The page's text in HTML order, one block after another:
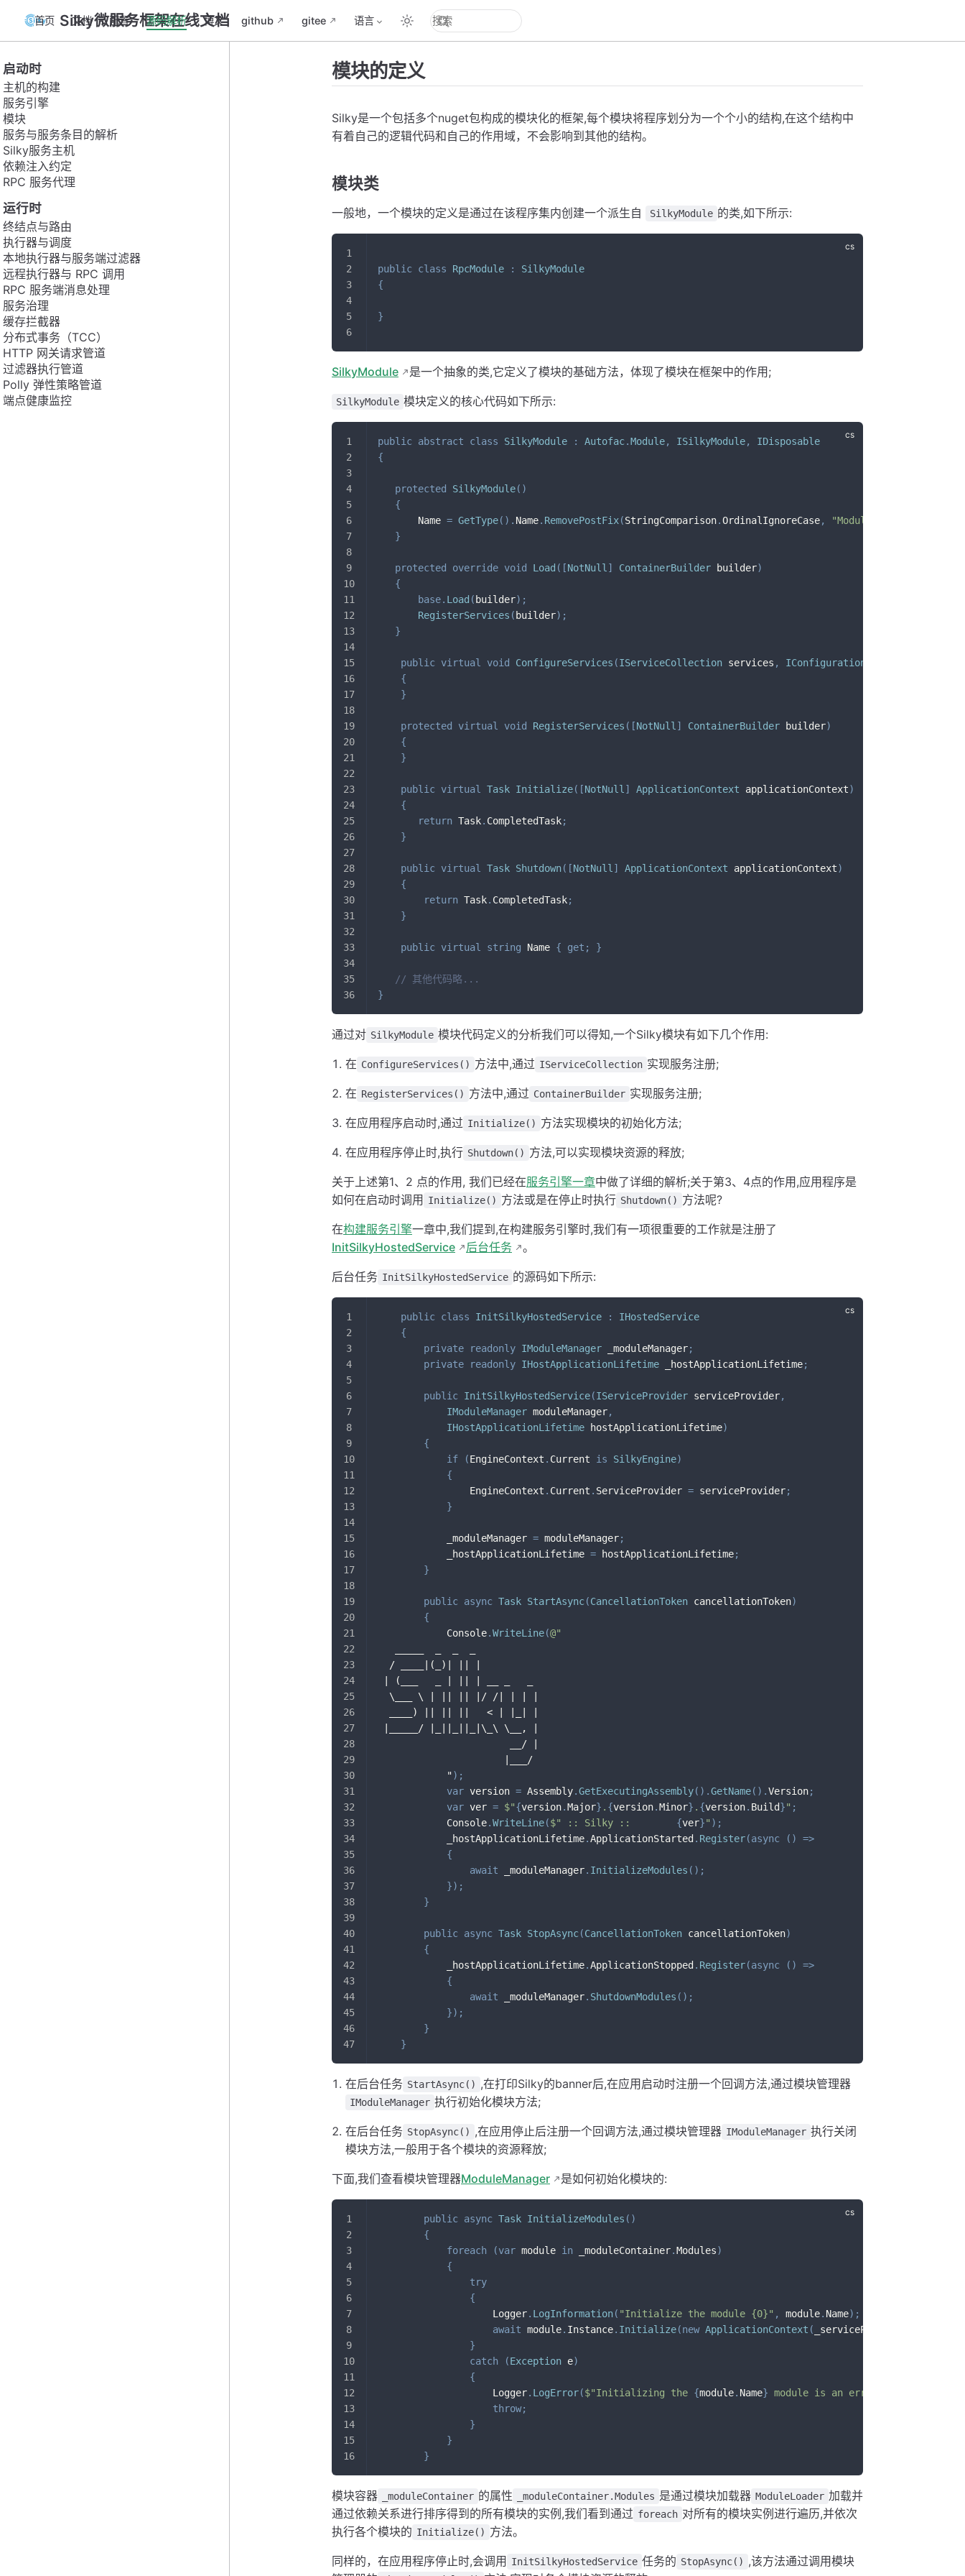
Silky微服务框架在线文档
首页 文档 配置 源码解析 博文 github gitee 语言
启动时
主机的构建
服务引擎
模块
服务与服务条目的解析
Silky服务主机
依赖注入约定
RPC 服务代理
运行时
终结点与路由
执行器与调度
本地执行器与服务端过滤器
远程执行器与 RPC 调用
RPC 服务端消息处理
服务治理
缓存拦截器
分布式事务（TCC）
HTTP 网关请求管道
过滤器执行管道
Polly 弹性策略管道
端点健康监控
模块的定义
Silky是一个包括多个nuget包构成的模块化的框架,每个模块将程序划分为一个个小的结构,在这个结构中
有着自己的逻辑代码和自己的作用域，不会影响到其他的结构。
模块类
一般地，一个模块的定义是通过在该程序集内创建一个派生自 SilkyModule 的类,如下所示:
public class RpcModule :
SilkyModule
{
}
SilkyModule 是一个抽象的类,它定义了模块的基础方法，体现了模块在框架中的作用;
SilkyModule 模块定义的核心代码如下所示:
public abstract class SilkyModule : Autofac.Module, ISilkyModule,
IDisposable
{
protected SilkyModule( )
{
       Name
= GetType( ) . Name. RemovePostFix(StringComparison.OrdinalIgnoreCase, "Module"
}
protected override void Load ( [NotNull] ContainerBuilder builder)
{
base. Load ( builder) ;
RegisterServices ( builder) ;
}
public virtual void ConfigureServices (IServiceCollection services , IConfiguration
{
}
protected virtual void RegisterServices ( [NotNull] ContainerBuilder builder)
{
}
public virtual Task Initialize( [NotNull] ApplicationContext applicationContext)
{
return Task. CompletedTask;
}
public virtual Task Shutdown( [NotNull] ApplicationContext applicationContext)
{
return Task. CompletedTask;
}
public virtual string Name { get ; }
// 其他代码略...
}
通过对 SilkyModule 模块代码定义的分析我们可以得知,一个Silky模块有如下几个作用:
在 ConfigureServices() 方法中,通过 IServiceCollection 实现服务注册;
在 RegisterServices() 方法中,通过 ContainerBuilder 实现服务注册;
在应用程序启动时,通过 Initialize() 方法实现模块的初始化方法;
在应用程序停止时,执行 Shutdown() 方法,可以实现模块资源的释放;
关于上述第1、2 点的作用, 我们已经在服务引擎一章中做了详细的解析;关于第3、4点的作用,应用程序是
如何在启动时调用
Initialize() 方法或是在停止时执行 Shutdown() 方法呢?
在构建服务引擎一章中,我们提到,在构建服务引擎时,我们有一项很重要的工作就是注册了
InitSilkyHostedService
后台任务 。
后台任务 InitSilkyHostedService 的源码如下所示:
public class InitSilkyHostedService :
IHostedService
{
private
readonly IModuleManager _moduleManager;
private
readonly IHostApplicationLifetime _hostApplicationLifetime;
public InitSilkyHostedService(IServiceProvider serviceProvider,
IModuleManager moduleManager,
IHostApplicationLifetime hostApplicationLifetime)
{
if
(EngineContext . Current is SilkyEngine)
{
                EngineContext
. Current . ServiceProvider = serviceProvider;
}
            _moduleManager
= moduleManager;
            _hostApplicationLifetime
= hostApplicationLifetime;
}
public async Task StartAsync(CancellationToken cancellationToken)
{
            Console
.WriteLine(@"
  / ____|(_)| || |
| (___   _ | || | __ _   _
  \___ \ | || || |/ /| | | |
  ____) || || ||   < | |_| |
|_____/ |_||_||_|\_\ \__, |
                       __/ |
                      |___/
            "
) ;
var version = Assembly.GetExecutingAssembly( ) .GetName( ) .Version;
var ver = $"{version.Major} . {version.Minor} . {version. Build}" ;
            Console
.WriteLine($" :: Silky :: {ver}" ) ;
            _hostApplicationLifetime
.ApplicationStarted . Register(async ( )
=>
{
await _moduleManager. InitializeModules ( ) ;
}) ;
}
public async Task StopAsync(CancellationToken cancellationToken)
{
            _hostApplicationLifetime
.ApplicationStopped . Register(async ( )
=>
{
await _moduleManager. ShutdownModules ( ) ;
}) ;
}
}
在后台任务 StartAsync() ,在打印Silky的banner后,在应用启动时注册一个回调方法,通过模块管理器
IModuleManager 执行初始化模块方法;
在后台任务 StopAsync() ,在应用停止后注册一个回调方法,通过模块管理器 IModuleManager 执行关闭
模块方法,一般用于各个模块的资源释放;
下面,我们查看模块管理器ModuleManager 是如何初始化模块的:
public async Task InitializeModules ( )
{
foreach
(var module in _moduleContainer.Modules)
{
try
{
                    Logger
. LogInformation( "Initialize the module {0}" , module. Name) ;
await module. Instance. Initialize(new ApplicationContext ( _serviceProvider
}
catch
(Exception e)
{
                    Logger
. LogError($"Initializing the {module. Name} module is an error, reason:
throw;
}
}
}
模块容器 _moduleContainer 的属性 _moduleContainer.Modules 是通过模块加载器 ModuleLoader 加载并
通过依赖关系进行排序得到的所有模块的实例,我们看到通过 foreach 对所有的模块实例进行遍历,并依次
执行各个模块的 Initialize() 方法。
同样的，在应用程序停止时,会调用 InitSilkyHostedService 任务的 StopAsync() ,该方法通过调用模块